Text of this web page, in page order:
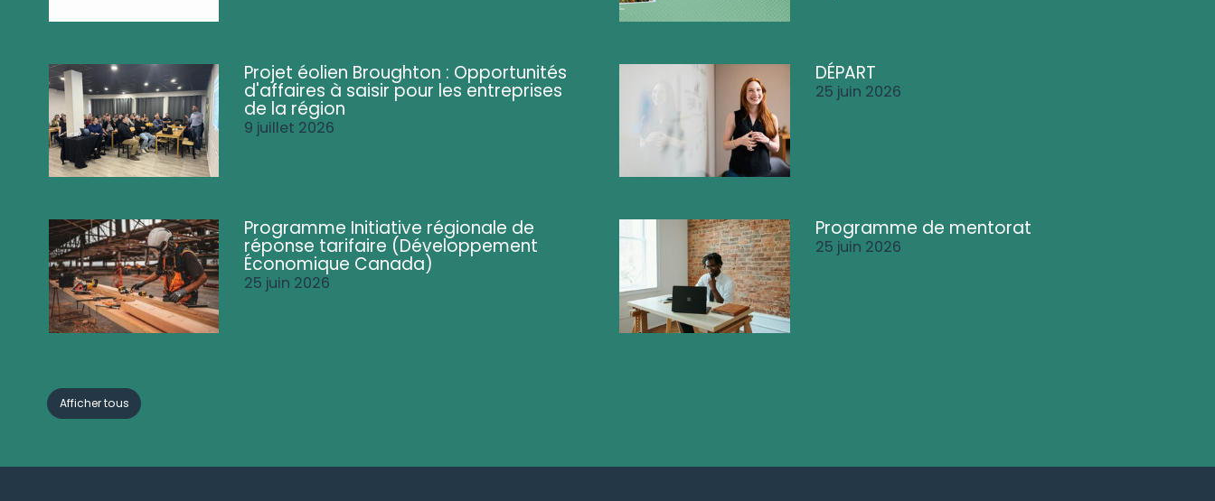
Projet éolien Broughton : Opportunités
d'affaires à saisir pour les entreprises
de la région
9 juillet 2026
DÉPART
25 juin 2026
Programme Initiative régionale de
réponse tarifaire (Développement
Économique Canada)
25 juin 2026
Programme de mentorat
25 juin 2026
Afficher tous